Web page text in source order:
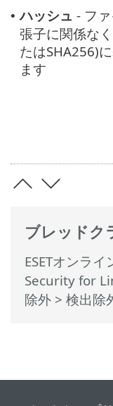
ブレッドク
ESETオンライ
Security for
除外 > 検出除
• ハッシュ - フ
張子に関係な
たはSHA256)
ます